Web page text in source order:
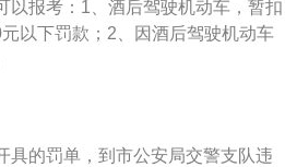
以报考：1、酒后驾驶机动车，暂扣
以下罚款；2、因酒后驾驶机动车
留10日，并处1000元以上2000元
具的罚单，到市公安局交警支队违